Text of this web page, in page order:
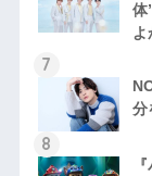
体
よ
分